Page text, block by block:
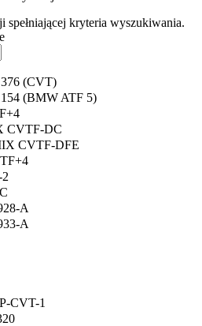
spełniającej kryteria wyszukiwania.
(CVT)
(BMW ATF 5)
CVTF-DC
CVTF-DFE
A
A
CVT-1